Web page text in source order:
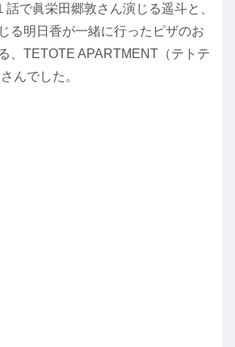
話で眞栄田郷敦さん演じる遥斗と、
る明日香が一緒に行ったピザのお
、 TETOTE APARTMENT （テトテ
んでした。